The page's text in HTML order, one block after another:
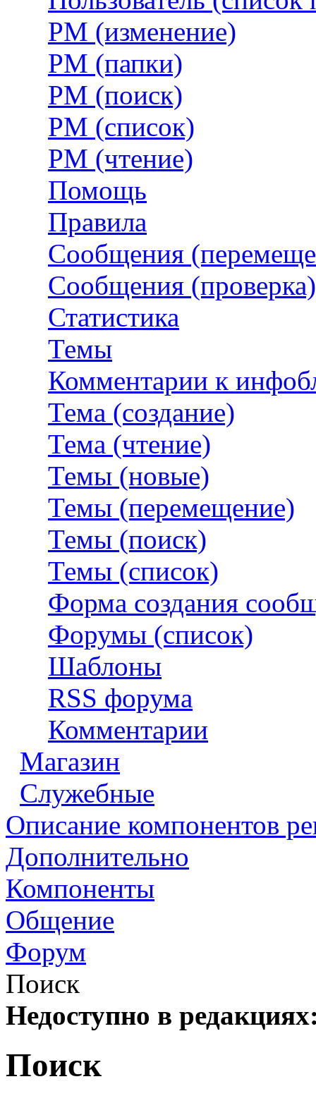
PM (изменение)
PM (папки)
PM (поиск)
PM (список)
PM (чтение)
Помощь
Правила
Сообщения
Сообщения (проверка)
Статистика
Темы
Комментарии к
Тема (создание)
Тема (чтение)
Темы (новые)
Темы (перемещение)
Темы (поиск)
Темы (список)
Форма создания
Форумы (список)
Шаблоны
RSS форума
Комментарии
Магазин
Служебные
Описание компонентов
Дополнительно
Компоненты
Общение
Форум
Поиск
Недоступно в
Поиск